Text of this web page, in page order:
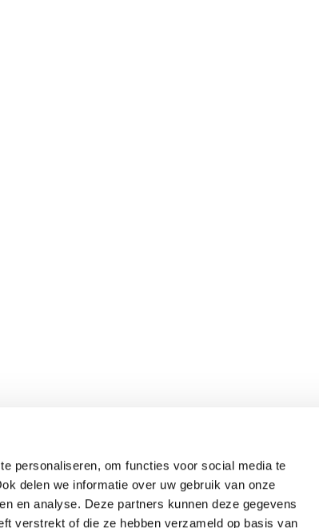
personaliseren, om functies voor social media te
delen we informatie over uw gebruik van onze
en analyse. Deze partners kunnen deze gegevens
verstrekt of die ze hebben verzameld op basis van